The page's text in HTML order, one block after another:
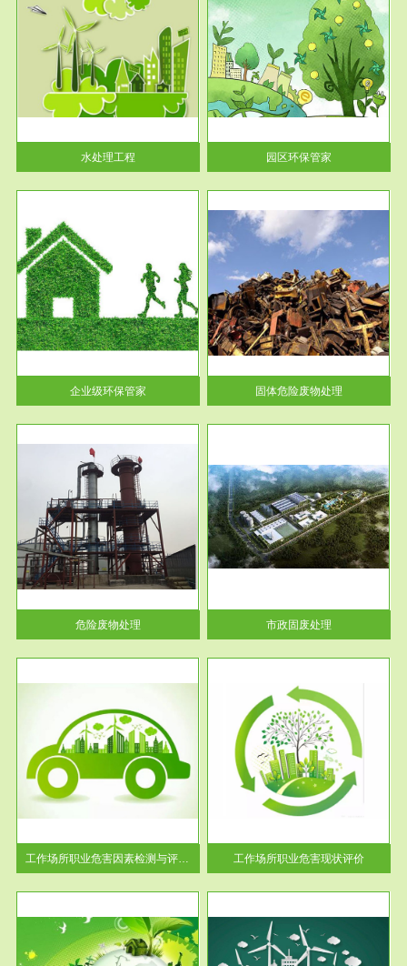
水处理工程
服务范围
园区环保管家
2016 年 4 月，环保部下发《关
于积极发挥环境保护作用促进供
给侧结...
园区环保管家
企业级环保管家
服务范围
固体危险废物处理
固体废物解释：固体废物是指人
们在生产建设、日常生活和其他
活动中...
固体危险废物处理
危险废物处理
服务范围
市政固废处理
蔚蓝生态环境科技所从事的市政
废物处理业务包括市政废物的处
理处...
市政固废处理
工作场所职业危害因素检测与评价...
服务范围
工作场所职业危害现状评价
【现状评价意义】：具体因素---
-通过质谱分析等多种手段明确
工作场...
工作场所职业危害现状评价
服务范围